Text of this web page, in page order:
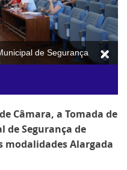
de Segurança
Câmara, a Tomada de
de Segurança de
modalidades Alargada